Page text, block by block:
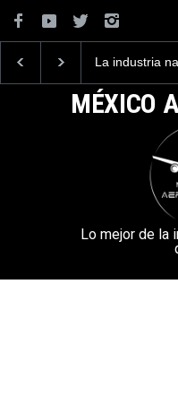
La industria
la Armada de
MÉXICO
Lo mejor de la